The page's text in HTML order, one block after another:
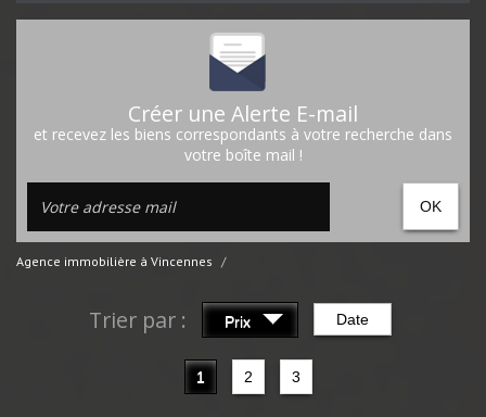
Créer une Alerte E-mail
et recevez les biens correspondants à votre recherche dans
votre boîte mail !
OK
Agence immobilière à Vincennes
Trier par : Prix Date
1 2 3